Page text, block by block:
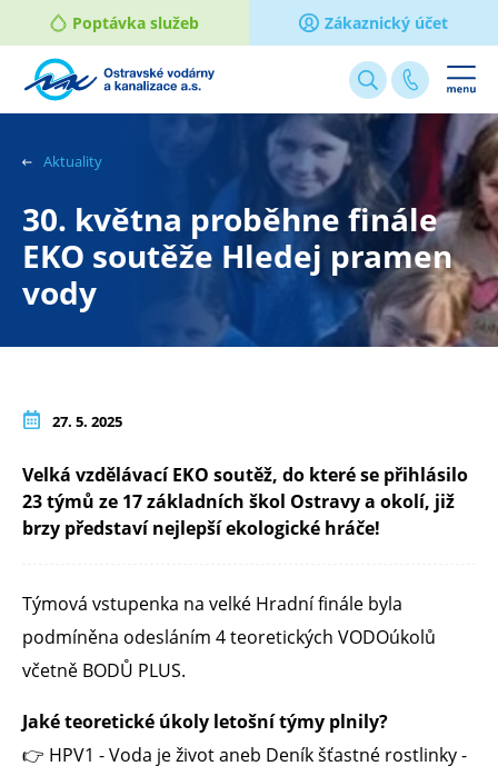
Poptávka služeb Zákaznický účet
Webové
stránky
míruAktuality
30. května proběhne finále
EKO soutěže Hledej pramen
vody
27. 5. 2025
Velká vzdělávací EKO soutěž, do které se přihlásilo
23 týmů ze 17 základních škol Ostravy a okolí, již
brzy představí nejlepší ekologické hráče!
Týmová vstupenka na velké Hradní finále byla
podmíněna odesláním 4 teoretických VODOúkolů
včetně BODŮ PLUS.
Jaké teoretické úkoly letošní týmy plnily?
👉 HPV1 - Voda je život aneb Deník šťastné rostlinky -